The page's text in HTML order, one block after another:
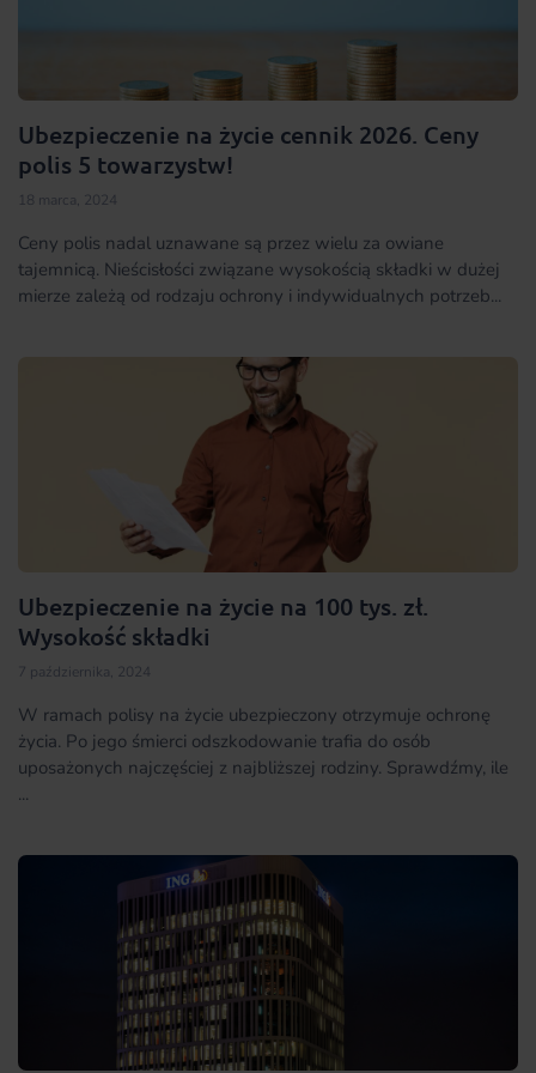
Ubezpieczenie na życie cennik 2026. Ceny
polis 5 towarzystw!
18 marca, 2024
Ceny polis nadal uznawane są przez wielu za owiane
tajemnicą. Nieścisłości związane wysokością składki w dużej
mierze zależą od rodzaju ochrony i indywidualnych potrzeb...
Ubezpieczenie na życie na 100 tys. zł.
Wysokość składki
7 października, 2024
W ramach polisy na życie ubezpieczony otrzymuje ochronę
życia. Po jego śmierci odszkodowanie trafia do osób
uposażonych najczęściej z najbliższej rodziny. Sprawdźmy, ile
...